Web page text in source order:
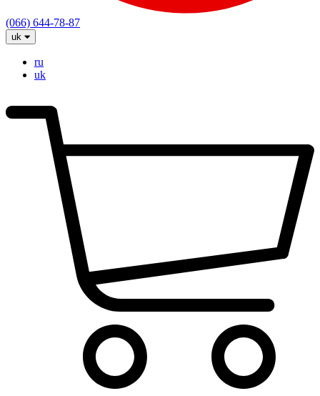
(066) 644-78-87
uk
ru
uk